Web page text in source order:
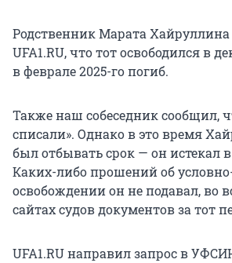
Родственник Марата Хайруллина
UFA1.RU, что тот освободился в
в феврале 2025-го погиб.
Также наш собеседник сообщил,
списали». Однако в это время
был отбывать срок — он истекал
Каких-либо прошений об
освобождении он не подавал, во
сайтах судов документов за тот
UFA1.RU направил запрос в